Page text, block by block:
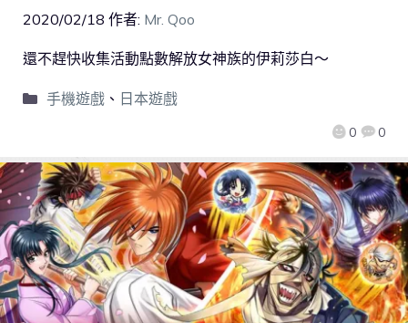
2020/02/18 作者: Mr. Qoo
0 0
還不趕快收集活動點數解放女神族的伊莉莎白～
手機遊戲、 日本遊戲